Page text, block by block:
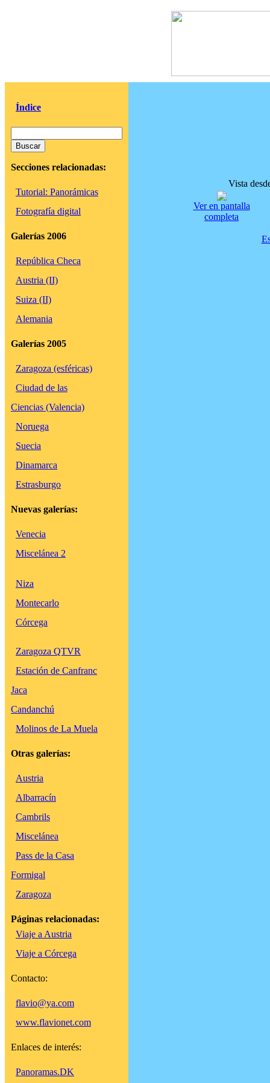
Índice
Secciones relacionadas:
Tutorial: Panorámicas
Fotografía digital
Galerías 2006
República Checa
Austria (II)
Suiza (II)
Alemania
Galerías 2005
Zaragoza (esféricas)
Ciudad de las
Ciencias (Valencia)
Noruega
Suecia
Dinamarca
Estrasburgo
Nuevas galerías:
Venecia
Miscelánea 2
Niza
Montecarlo
Córcega
Zaragoza QTVR
Estación de Canfranc
Jaca
Candanchú
Molinos de La Muela
Otras galerías:
Austria
Albarracín
Cambrils
Miscelánea
Pass de la Casa
Formigal
Zaragoza
Páginas relacionadas:
Viaje a Austria
Viaje a Córcega
Contacto:
flavio@ya.com
www.flavionet.com
Enlaces de interés:
Panoramas.DK
Vista
Ver en pantalla
completa